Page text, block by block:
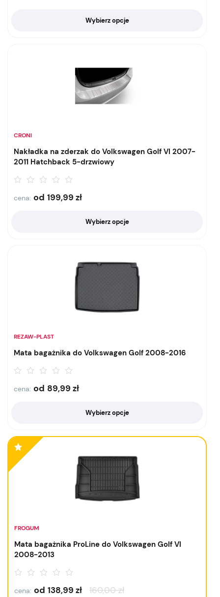
Wybierz opcje
CRONI
Nakładka na zderzak do Volkswagen Golf VI 2007-
2011 Hatchback 5-drzwiowy
cena: od 199,99 zł
Wybierz opcje
REZAW-PLAST
Mata bagażnika do Volkswagen Golf 2008-2016
cena: od 89,99 zł
Wybierz opcje
FROGUM
Mata bagażnika ProLine do Volkswagen Golf VI
2008-2013
cena: od 138,99 zł 160,00zł